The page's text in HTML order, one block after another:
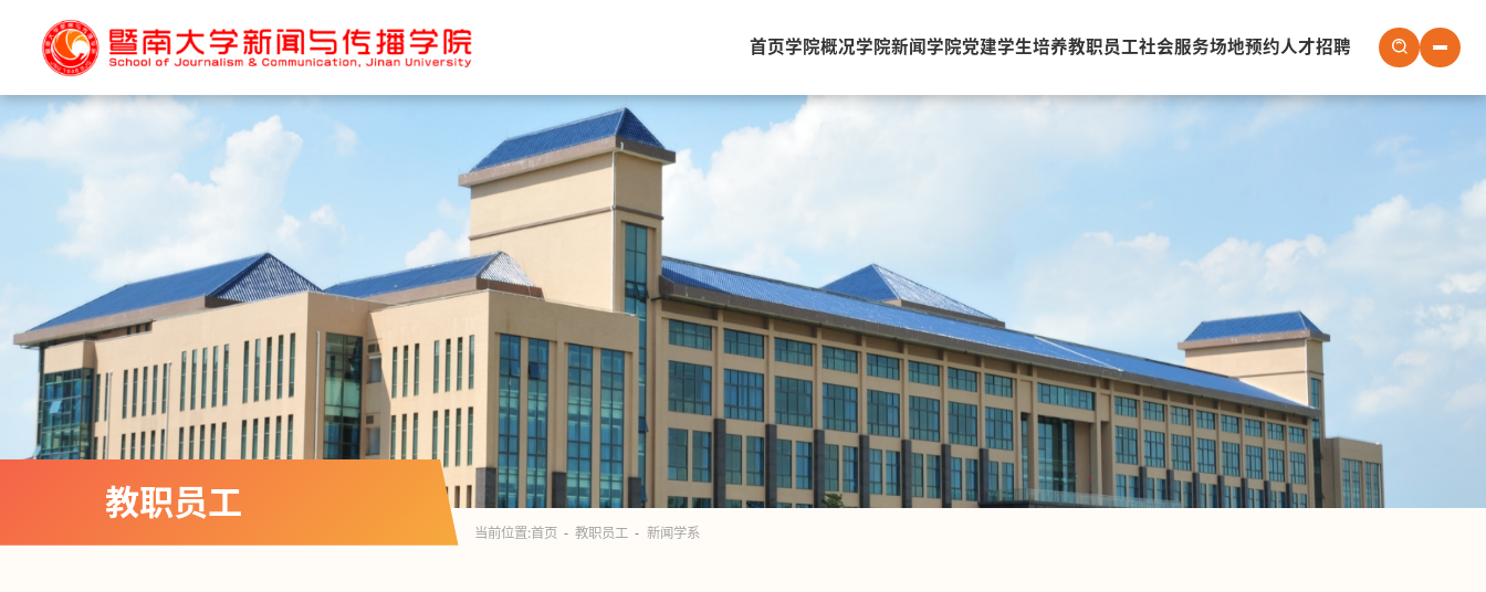
首页学院概况学院新闻学院党建学生培养教职员工社会服务场地预约人才招聘
学院概况
研究院简介
系所简介
部校共建
学院党建 学生培养
网络与新媒体系
口语传播系
国际传播研究中心
国际传播研究院
出版研究院
特聘研究生导师
行政教辅
在站博士后
教职员工
当前位置:首页 教职员工 新闻学系